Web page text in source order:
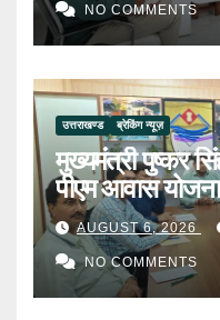
NO COMMENTS
उत्तराखण्ड ब्रेकिंग न्यूज़
मुख्यमंत्री पुष्कर
पीएम आवास
AUGUST 6, 2026
NO COMMENTS